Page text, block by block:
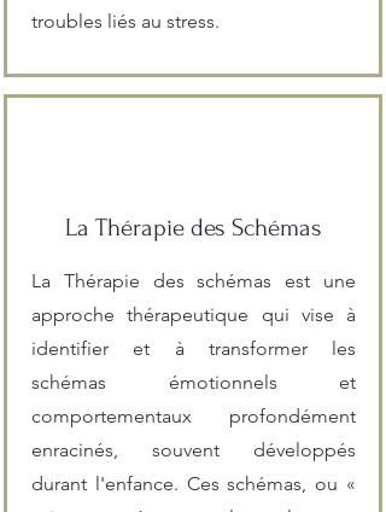
troubles liés au stress​.
La Thérapie des Schémas
La Thérapie des schémas est une
approche thérapeutique qui vise à
identifier et à transformer les
schémas émotionnels et
comportementaux profondément
enracinés, souvent développés
durant l'enfance. Ces schémas, ou «